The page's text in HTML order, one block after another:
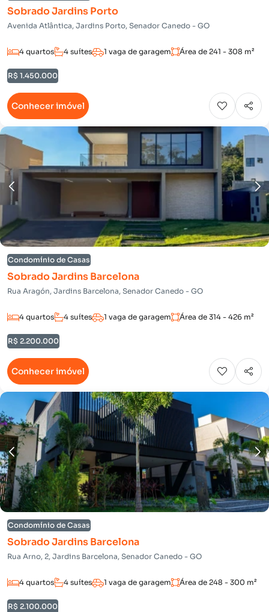
Sobrado Jardins Porto
Avenida Atlântica, Jardins Porto, Senador Canedo - GO
4 quartos 4 suítes 1 vaga de garagem Área de 241 - 308 m²
R$ 1.450.000
Conhecer imóvel
Condomínio de Casas
Sobrado Jardins Barcelona
Rua Aragón, Jardins Barcelona, Senador Canedo - GO
4 quartos 4 suítes 1 vaga de garagem Área de 314 - 426 m²
R$ 2.200.000
Conhecer imóvel
Condomínio de Casas
Sobrado Jardins Barcelona
Rua Arno, 2, Jardins Barcelona, Senador Canedo - GO
4 quartos 4 suítes 1 vaga de garagem Área de 248 - 300 m²
R$ 2.100.000